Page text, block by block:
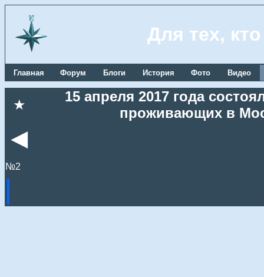
Для тех,
Главная Форум Блоги История Фото Видео
★
15 апреля 2017 года
проживающих в
◄
№2